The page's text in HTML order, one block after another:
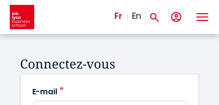
Aller au contenu principal
Fr En
Connectez-vous
E-mail